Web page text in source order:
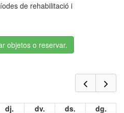
de rehabilitació i
objetos o reservar.
dj. dv. ds.
dg.